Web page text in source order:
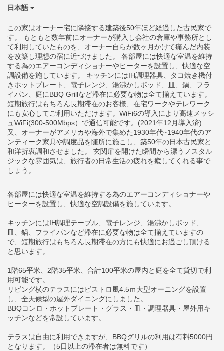
日本語
この家はオーナー宅に隣接する建築後50年ほど経過した古民家で
す。 もともと数年前にオーナーが購入し会社の倉庫や事務所とし
て利用していたものを、オーナー自らが数ヶ月かけて痛んだ内装
を改築し理想の宿に近づけました。 各部屋には快適な室温を維持
する為のエアーコンディショナーやヒーターを設置し、快適な空
調設備を施しています。 キッチンにはIH調理器具、タコ焼き機付
きホットプレート、電子レンジ、湯沸かしポッド、皿、鍋、フラ
イパン、庭にBBQ Grillなど滞在に必要な物は全て揃えています。
短期旅行はもちろん長期滞在のお客様、在宅ワークやテレワーク
にも安心してご利用いただけます。WiFi6の導入により高速メッシ
ュWiFi(300-500Mbps）で通信可能です。(2021年12月導入済)
又、オーナーがアメリカや海外で集めた1930年代~1940年代のア
ンティーク家具や調度品を随所に施こし、築50年の日本古民家と
和洋折衷調和させました。 玄関扉を開けた瞬間から漂うノスタル
ジックな雰囲気は、旅行者の日常生活の疲れを癒してくれる事で
しょう。
各部屋には快適な室温を維持する為のエアーコンディショナーや
ヒーターを設置し、快適な空調設備を施しています。
キッチンにはIH調理テーブル、電子レンジ、湯沸かしポッド、
皿、鍋、フライパンなど滞在に必要な物は全て揃えていますの
で、短期旅行はもちろん長期滞在の方にも快適にお過ごし頂ける
と思います。
1階65平米、2階35平米、合計100平米の屋内と庭を全て貸切で利
用可能です。
リビング横のテラスにはビストロ風4.5ｍ大型オーニングを設置
し、全天候型の屋外ダイニングにしました。
BBQコンロ・ホットプレート・グラス・皿・調理器具・屋外用キ
ッチンなどを常設しています。
テラスは自由に利用できますが、BBQグリルの利用は有料5000円
となります。（5日以上の滞在者は無料です）